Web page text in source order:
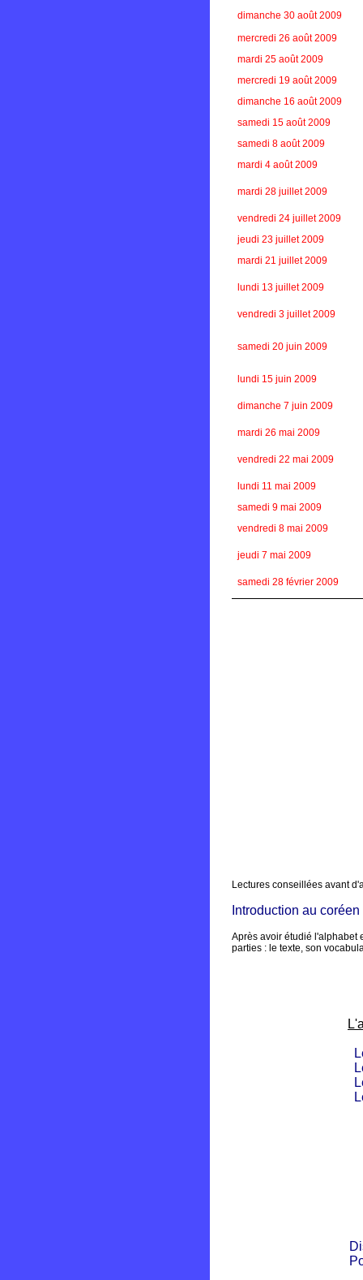
dimanche 30 août 2009
mercredi 26 août 2009
mardi 25 août 2009
mercredi 19 août 2009
dimanche 16 août 2009
samedi 15 août 2009
samedi 8 août 2009
mardi 4 août 2009
mardi 28 juillet 2009
vendredi 24 juillet 2009
jeudi 23 juillet 2009
mardi 21 juillet 2009
lundi 13 juillet 2009
vendredi 3 juillet 2009
samedi 20 juin 2009
lundi 15 juin 2009
dimanche 7 juin 2009
mardi 26 mai 2009
vendredi 22 mai 2009
lundi 11 mai 2009
samedi 9 mai 2009
vendredi 8 mai 2009
jeudi 7 mai 2009
samedi 28 février 2009
Lectures conseillées avant
Introduction au
Après avoir étudié l'alphabet
parties : le texte, son